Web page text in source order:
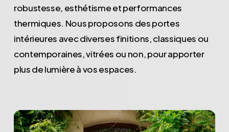
robustesse, esthétisme et performances
thermiques. Nous proposons des portes
intérieures avec diverses finitions, classiques ou
contemporaines, vitrées ou non, pour apporter
plus de lumière à vos espaces.